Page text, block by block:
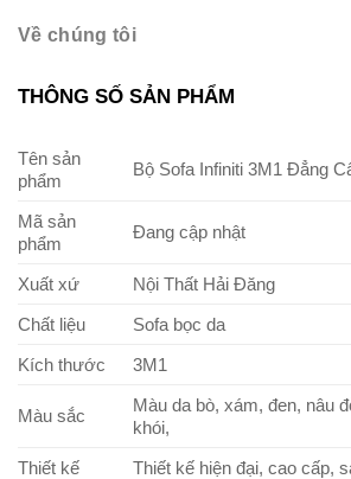
Về chúng tôi
THÔNG SỐ SẢN PHẨM
Tên sản
phẩm
Bộ Sofa Infiniti 3M1 Đẳng
Mã sản
phẩm
Đang cập nhật
Xuất xứ
Nội Thất Hải Đăng
Chất liệu
Sofa bọc da
Kích thước
3M1
Màu sắc
Màu da bò, xám, đen, nâu
khói,
Thiết kế
Thiết kế hiện đại, cao cấp,